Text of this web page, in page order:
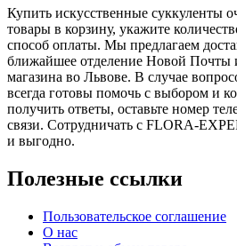
Купить искусственные суккуленты
товары в корзину, укажите
способ оплаты. Мы предлагаем
ближайшее отделение Новой Почты
магазина во Львове. В случае
всегда готовы помочь с выбором и
получить ответы, оставьте номер
связи. Сотрудничать с FLORA-
и выгодно.
Полезные ссылки
Пользовательское соглашение
О нас